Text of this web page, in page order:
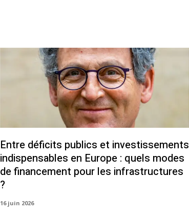
Entre déficits publics et investissements
indispensables en Europe : quels modes
de financement pour les infrastructures
?
16 juin 2026